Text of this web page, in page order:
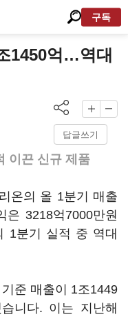
구독
1450억…역대
답글쓰기
이끈 신규 제품
온의 올 1분기 매출
은 3218억7000만원
1분기 실적 중 역대
준 매출이 1조1449
니다. 이는 지난해